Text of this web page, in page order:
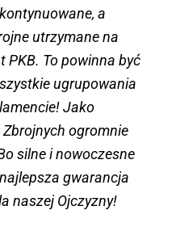
a
utrzymane na
PKB. To powinna być
ugrupowania
Jako
Zbrojnych ogromnie
silne i nowoczesne
gwarancja
naszej Ojczyzny!